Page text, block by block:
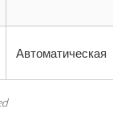
Автоматическая